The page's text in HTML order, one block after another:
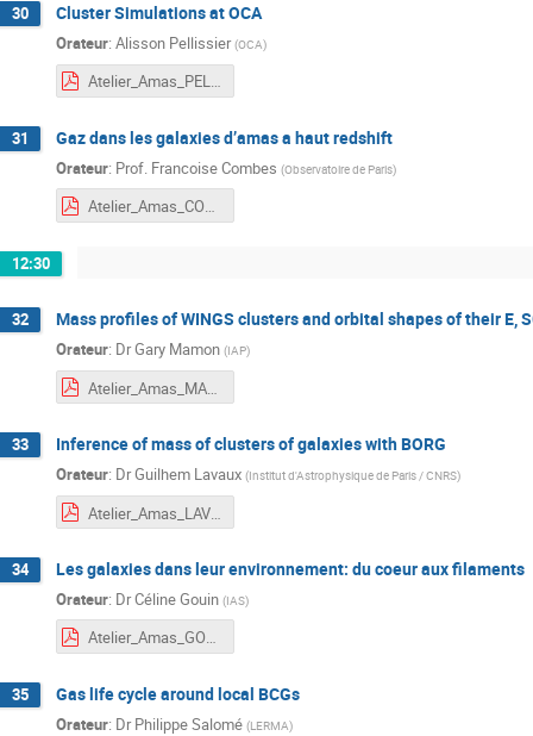
30 Cluster Simulations at OCA
Orateur: Alisson Pellissier (OCA)
Atelier_Amas_PELLISSIER.pdf
31 Gaz dans les galaxies d’amas a haut redshift
Orateur: Prof. Francoise Combes (Observatoire de Paris)
Atelier_Amas_COMBES.pdf
12:30
32 Mass profiles of WINGS clusters and orbital shapes of their E,
Orateur: DrGary Mamon (IAP)
Atelier_Amas_MAMON.pdf
33 Inference of mass of clusters of galaxies with BORG
Orateur: DrGuilhem Lavaux (Institut d'Astrophysique de Paris / CNRS)
34 Les galaxies dans leur environnement: du coeur aux filaments
Orateur: DrCéline Gouin (IAS)
Atelier_Amas_GOUIN.pdf
35 Gas life cycle around local BCGs
Orateur: Dr Philippe Salomé (LERMA)